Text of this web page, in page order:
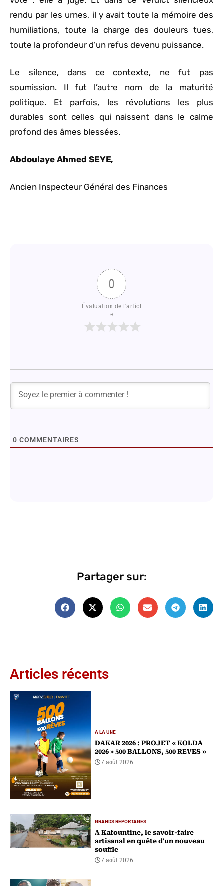
rendu par les urnes, il y avait toute la mémoire des
humiliations, toute la charge des douleurs tues,
toute la profondeur d’un refus devenu puissance.
Le silence, dans ce contexte, ne fut pas
soumission. Il fut l’autre nom de la maturité
politique. Et parfois, les révolutions les plus
durables sont celles qui naissent dans le calme
profond des âmes blessées.
Abdoulaye Ahmed SEYE,
Ancien Inspecteur Général des Finances
0
Évaluation de l'articl
e
0 COMMENTAIRES
Partager sur:
Articles récents
A LA UNE
DAKAR 2026 : PROJET « KOLDA
2026 » 500 BALLONS, 500 REVES »
7 août 2026
GRANDS REPORTAGES
A Kafountine, le savoir-faire
artisanal en quête d'un nouveau
souffle
7 août 2026